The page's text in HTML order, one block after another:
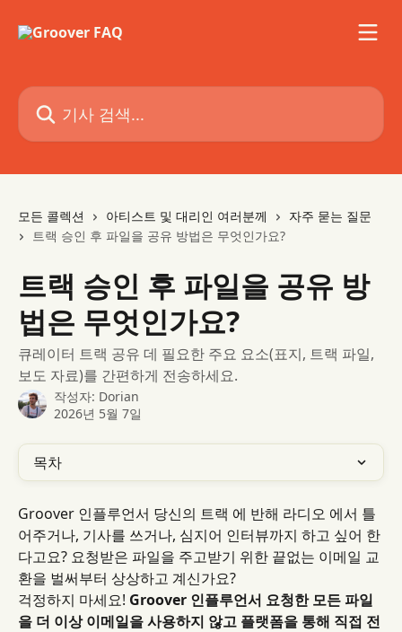
기사 검색...
모든 콜렉션 아티스트 및 대리인 여러분께
자주 묻는 질문
트랙 승인 후 파일을 공유 방법은 무엇인가요?
트랙 승인 후 파일을 공유 방
법은 무엇인가요?
큐레이터 트랙 공유 데 필요한 주요 요소(표지, 트랙 파일,
보도 자료)를 간편하게 전송하세요.
작성자: Dorian
2026년 5월 7일
목차
Groover 인플루언서 당신의 트랙 에 반해 라디오 에서 틀
어주거나, 기사를 쓰거나, 심지어 인터뷰까지 하고 싶어 한
다고요? 요청받은 파일을 주고받기 위한 끝없는 이메일 교
환을 벌써부터 상상하고 계신가요?
걱정하지 마세요! Groover 인플루언서 요청한 모든 파일
을 더 이상 이메일을 사용하지 않고 플랫폼을 통해 직접 전